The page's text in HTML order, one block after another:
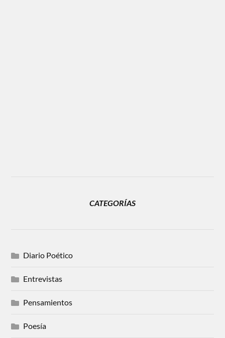
CATEGORÍAS
Diario Poético
Entrevistas
Pensamientos
Poesía